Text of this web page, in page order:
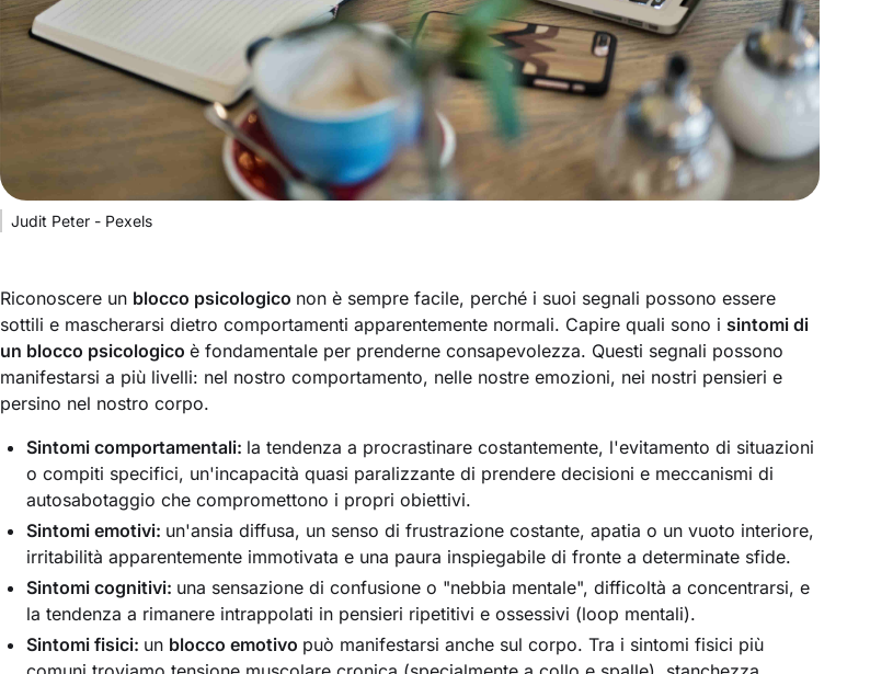
Judit Peter - Pexels
Riconoscere un blocco psicologico non è sempre facile, perché i suoi segnali possono essere
sottili e mascherarsi dietro comportamenti apparentemente normali. Capire quali sono i sintomi di
un blocco psicologicoè fondamentale per prenderne consapevolezza. Questi segnali possono
manifestarsi a più livelli: nel nostro comportamento, nelle nostre emozioni, nei nostri pensieri e
persino nel nostro corpo.
Sintomi comportamentali: la tendenza a procrastinare costantemente, l'evitamento di situazioni
o compiti specifici, un'incapacità quasi paralizzante di prendere decisioni e meccanismi di
autosabotaggio che compromettono i propri obiettivi.
Sintomi emotivi: un'ansia diffusa, un senso di frustrazione costante, apatia o un vuoto interiore,
irritabilità apparentemente immotivata e una paura inspiegabile di fronte a determinate sfide.
Sintomi cognitivi: una sensazione di confusione o "nebbia mentale", difficoltà a concentrarsi, e
la tendenza a rimanere intrappolati in pensieri ripetitivi e ossessivi (loop mentali).
Sintomi fisici: un blocco emotivo può manifestarsi anche sul corpo. Tra i sintomi fisici più